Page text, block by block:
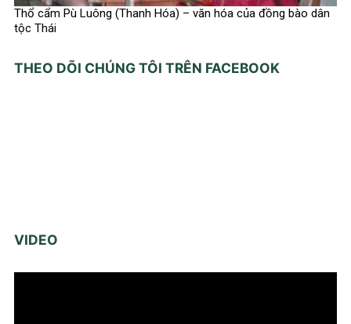
Thổ cẩm Pù Luông (Thanh Hóa) – văn hóa của đồng bào dân
tộc Thái
THEO DÕI CHÚNG TÔI TRÊN FACEBOOK
VIDEO